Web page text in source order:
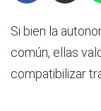
Si bien la
común, ellas
compatibilizar